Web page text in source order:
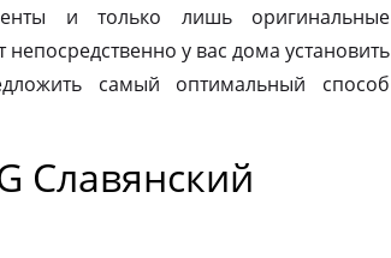
и только лишь оригинальные
у вас дома установить
самый оптимальный способ
Славянский